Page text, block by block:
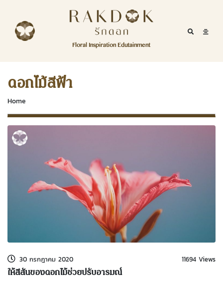
RakDok (รักดอก)
Floral Inspiration Edutainment
Mobile
RakDok
Menu
MAGAZINE
EDUTAINMENT
RAKDOK
MARKET
Twitter
ดอกไม้สีฟ้า
Home
30 กรกฎาคม 2020 11694 Views
ให้สีสันของดอกไม้ช่วยปรับอารมณ์